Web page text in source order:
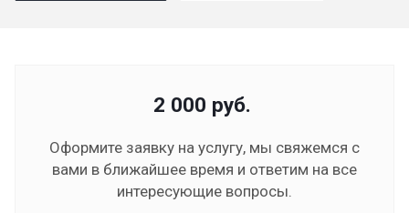
2 000 руб.
Оформите заявку на услугу, мы свяжемся с
вами в ближайшее время и ответим на все
интересующие вопросы.